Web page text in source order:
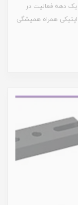
دهه فعالیت در
اپتیکی همراه همیشگی